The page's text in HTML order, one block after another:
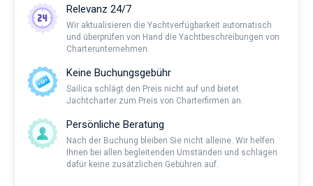
Relevanz 24/7
Wir aktualisieren die Yachtverfügbarkeit automatisch
und überprüfen von Hand die Yachtbeschreibungen von
Charterunternehmen.
Keine Buchungsgebühr
Sailica schlägt den Preis nicht auf und bietet
Jachtcharter zum Preis von Charterfirmen an.
Persönliche Beratung
Nach der Buchung bleiben Sie nicht alleine. Wir helfen
Ihnen bei allen begleitenden Umständen und schlagen
dafür keine zusätzlichen Gebühren auf.